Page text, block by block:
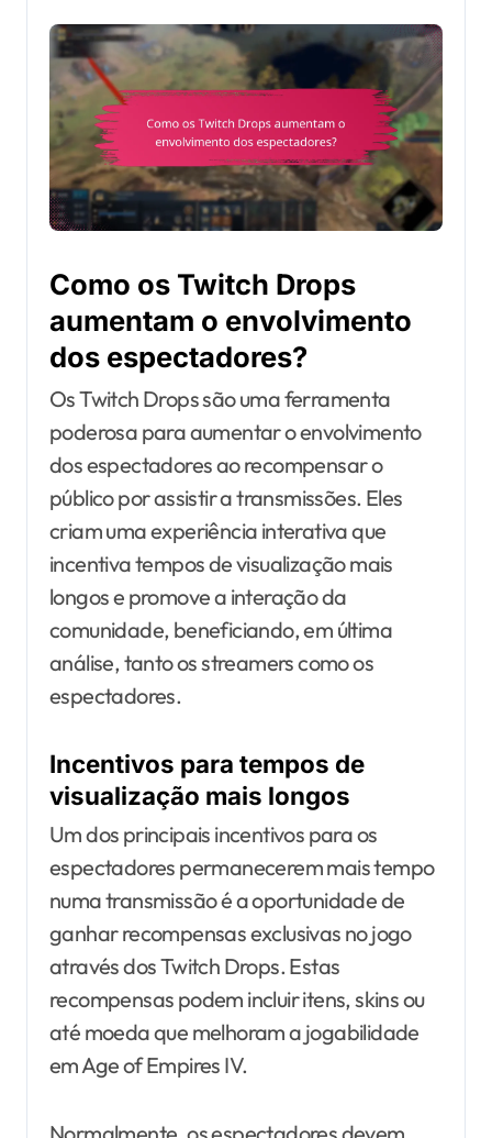
Como os Twitch Drops
aumentam o envolvimento
dos espectadores?
Os Twitch Drops são uma ferramenta
poderosa para aumentar o envolvimento
dos espectadores ao recompensar o
público por assistir a transmissões. Eles
criam uma experiência interativa que
incentiva tempos de visualização mais
longos e promove a interação da
comunidade, beneficiando, em última
análise, tanto os streamers como os
espectadores.
Incentivos para tempos de
visualização mais longos
Um dos principais incentivos para os
espectadores permanecerem mais tempo
numa transmissão é a oportunidade de
ganhar recompensas exclusivas no jogo
através dos Twitch Drops. Estas
recompensas podem incluir itens, skins ou
até moeda que melhoram a jogabilidade
em Age of Empires IV.